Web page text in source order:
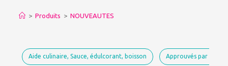
> Produits > NOUVEAUTES
Aide culinaire, Sauce, édulcorant, boisson Approuvés par Dukan